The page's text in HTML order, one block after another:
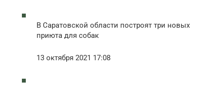
В Саратовской области построят три новых
приюта для собак
13 октября 2021 17:08